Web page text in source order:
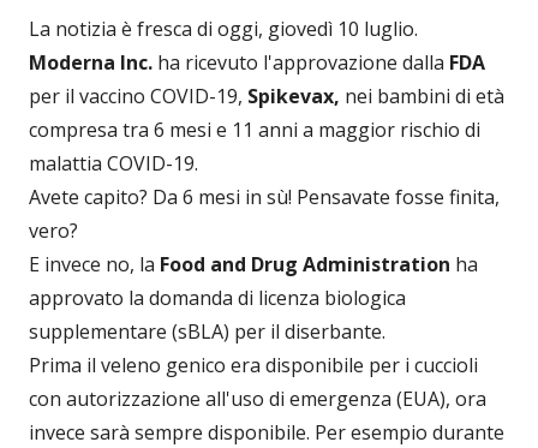
La notizia è fresca di oggi, giovedì 10 luglio.
Moderna Inc. ha ricevuto l'approvazione dalla FDA
per il vaccino COVID-19, Spikevax, nei bambini di età
compresa tra 6 mesi e 11 anni a maggior rischio di
malattia COVID-19.
Avete capito? Da 6 mesi in sù! Pensavate fosse finita,
vero?
E invece no, la Food and Drug Administration ha
approvato la domanda di licenza biologica
supplementare (sBLA) per il diserbante.
Prima il veleno genico era disponibile per i cuccioli
con autorizzazione all'uso di emergenza (EUA), ora
invece sarà sempre disponibile. Per esempio durante